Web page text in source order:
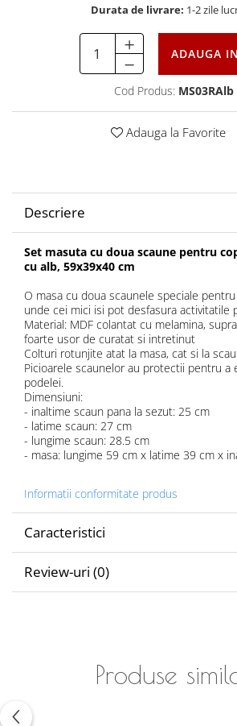
Durata de livrare: 1-2 zile
ADAUGA
Cod Produs: MS03RAlb
Adauga la Favorite
Descriere
Set masuta cu doua scaune pentru
cu alb, 59x39x40 cm
O masa cu doua scaunele speciale
unde cei mici isi pot desfasura activitatile
Material: MDF colantat cu melamina,
foarte usor de curatat si intretinut
Colturi rotunjite atat la masa, cat si la
Picioarele scaunelor au protectii pentru a
podelei.
Dimensiuni:
- inaltime scaun pana la sezut: 25 cm
- latime scaun: 27 cm
- lungime scaun: 28.5 cm
- masa: lungime 59 cm x latime 39 cm x
Informatii conformitate produs
Caracteristici
Review-uri (0)
Produse